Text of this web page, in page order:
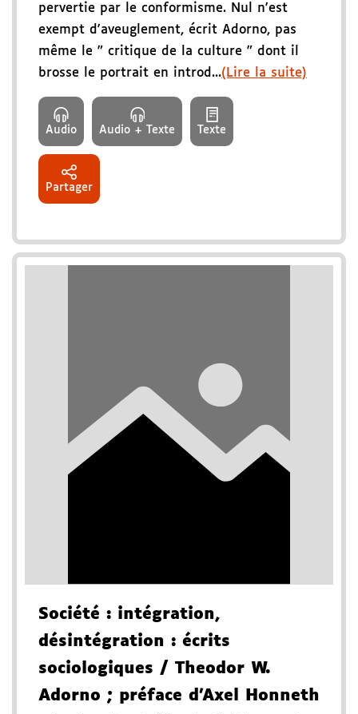
pervertie par le conformisme. Nul n'est
exempt d'aveuglement, écrit Adorno, pas
même le " critique de la culture " dont il
brosse le portrait en introd...(Lire la suite)
Audio Audio + Texte Texte
Partager
Société : intégration,
désintégration : écrits
sociologiques / Theodor W.
Adorno ; préface d'Axel Honneth